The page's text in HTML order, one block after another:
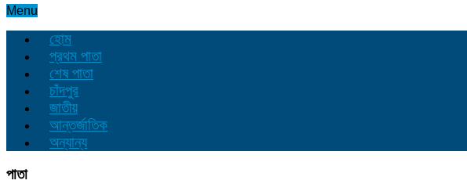
Menu
হোম
প্রথম পাতা
শেষ পাতা
চাঁদপুর
জাতীয়
আন্তর্জাতিক
অন্যান্য
পাতা